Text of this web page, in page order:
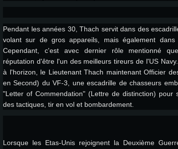
Pendant les années 30, Thach servit dans des
volant sur de gros appareils, mais également dans
Cependant, c'est avec dernier rôle mentionné
réputation d'être l'un des meilleurs tireurs de l'US
à l'horizon, le Lieutenant Thach maintenant Officier
en Second) du VF-3, une escadrille de chasseurs
"Letter of Commendation" (Lettre de distinction) pour
des tactiques, tir en vol et bombardement.
Lorsque les Etas-Unis rejoignent la Deuxième